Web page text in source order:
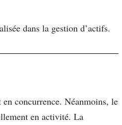
dans la gestion d’actifs.
en concurrence. Néanmoins, le
en activité. La